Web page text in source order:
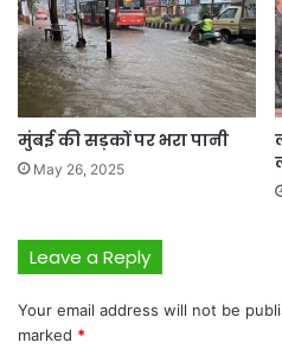
मुंबई की सड़कों पर भरा पानी
May 26, 2025
Leave a Reply
Your email address will not be
marked *